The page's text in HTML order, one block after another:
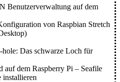
Benutzerverwaltung auf dem
von Raspbian Stretch
Das schwarze Loch für
auf dem Raspberry Pi – Seafile
installieren